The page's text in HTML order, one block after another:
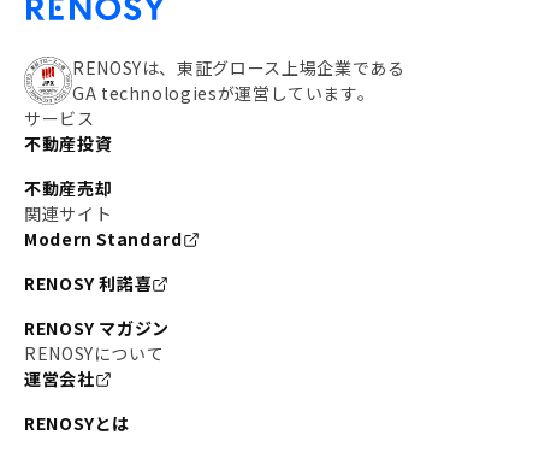
RENOSYは、東証グロース上場企業である
GA technologiesが運営しています。
サービス
不動産投資
不動産売却
関連サイト
Modern Standard
RENOSY 利諾喜
RENOSY マガジン
RENOSYについて
運営会社
RENOSYとは